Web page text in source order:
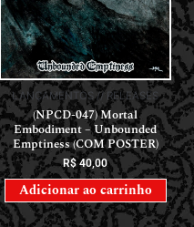
LANÇAMENTOS // RELEASES
(NPCD-047) Mortal
Embodiment – Unbounded
Emptiness (COM POSTER)
R$40,00
Adicionar ao carrinho